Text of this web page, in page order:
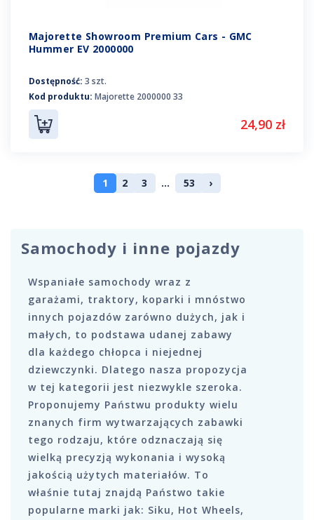
Majorette Showroom Premium Cars - GMC
Hummer EV 2000000
Dostępność: 3 szt.
Kod produktu: Majorette 2000000 33
24,90 zł
1 2 3 ... 53 ›
Samochody i inne pojazdy
Wspaniałe samochody wraz z
garażami, traktory, koparki i mnóstwo
innych pojazdów zarówno dużych, jak i
małych, to podstawa udanej zabawy
dla każdego chłopca i niejednej
dziewczynki. Dlatego nasza propozycja
w tej kategorii jest niezwykle szeroka.
Proponujemy Państwu produkty wielu
znanych firm wytwarzających zabawki
tego rodzaju, które odznaczają się
wielką precyzją wykonania i wysoką
jakością użytych materiałów. To
właśnie tutaj znajdą Państwo takie
popularne marki jak: Siku, Hot Wheels,